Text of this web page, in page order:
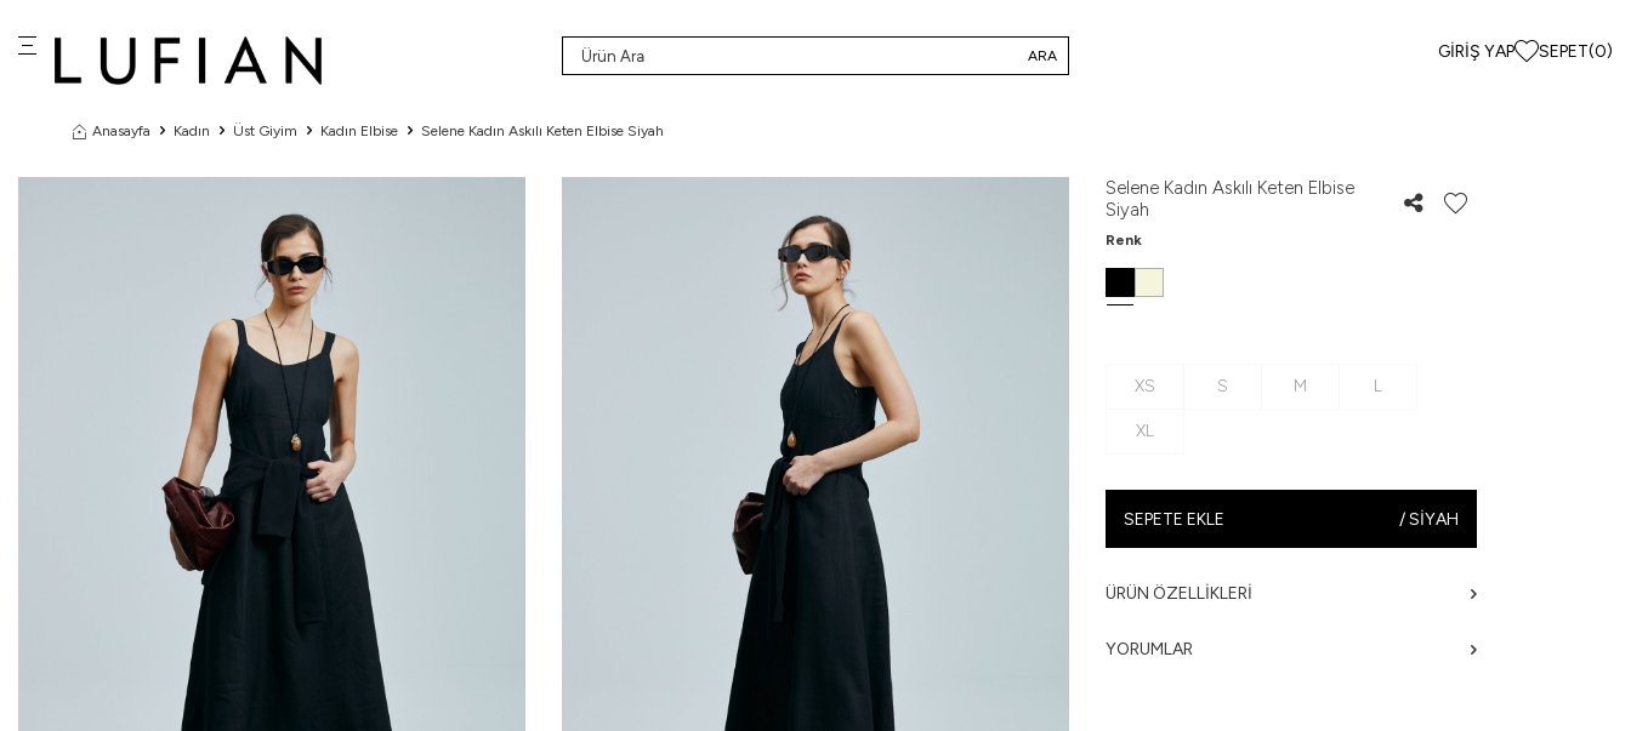
ARA GIRIŞ YAP SEPET(0)
Anasayfa Kadın Üst Giyim Kadın Elbise Selene Kadın Askılı Keten Elbise Siyah
Selene Kadın Askılı Keten Elbise
Siyah
Renk
XS S M L
XL
SEPETE EKLE /SIYAH
ÜRÜN ÖZELLIKLERI
YORUMLAR